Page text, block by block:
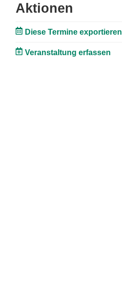
Aktionen
Diese Termine exportieren
Veranstaltung erfassen